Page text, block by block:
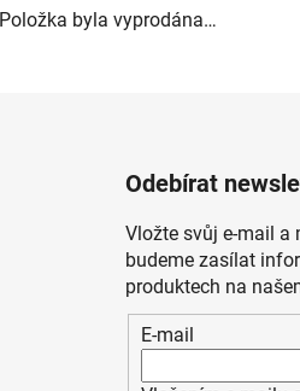
Položka byla vyprodána…
Odebírat
Vložte svůj e-mail a
budeme zasílat
produktech na
E-mail